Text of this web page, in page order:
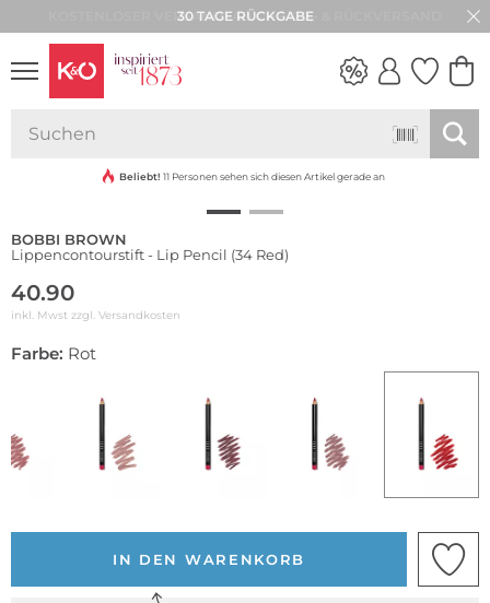
30 TAGE RÜCKGABE
VIBES
Beliebt! 11 Personen sehen sich diesen Artikel gerade an
BOBBI BROWN
Lippencontourstift - Lip Pencil (34 Red)
40.90
inkl. Mwst zzgl. Versandkosten
Farbe: Rot
IN DEN WARENKORB